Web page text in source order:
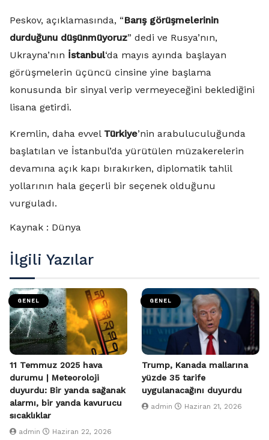
Peskov, açıklamasında, “Barış görüşmelerinin
durduğunu düşünmüyoruz” dedi ve Rusya’nın,
Ukrayna’nın İstanbul‘da mayıs ayında başlayan
görüşmelerin üçüncü cinsine yine başlama
konusunda bir sinyal verip vermeyeceğini beklediğini
lisana getirdi.
Kremlin, daha evvel Türkiye’nin arabuluculuğunda
başlatılan ve İstanbul’da yürütülen müzakerelerin
devamına açık kapı bırakırken, diplomatik tahlil
yollarının hala geçerli bir seçenek olduğunu
vurguladı.
Kaynak : Dünya
İlgili Yazılar
GENEL
11 Temmuz 2025 hava
durumu | Meteoroloji
duyurdu: Bir yanda sağanak
alarmı, bir yanda kavurucu
sıcaklıklar
admin Haziran 22, 2026
GENEL
Trump, Kanada mallarına
yüzde 35 tarife
uygulanacağını duyurdu
admin Haziran 21, 2026